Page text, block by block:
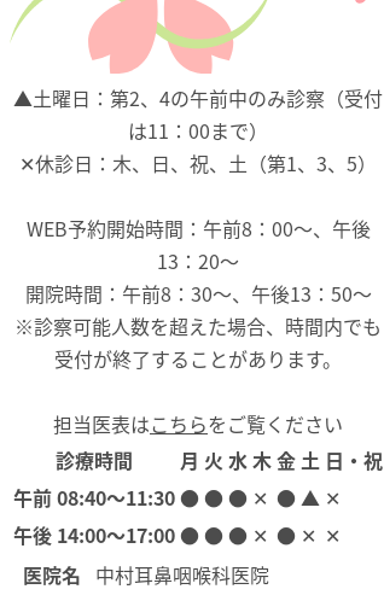
診療時間 月 火 水木金土 日・祝
午前08:40〜11:30●●● ✕ ●▲ ✕
午後 14:00〜17:00●●● ✕ ● ✕ ✕
▲土曜日：第2、4の午前中のみ診察（受付
は11：00まで）
✕休診日：木、日、祝、土（第1、3、5）
WEB予約開始時間：午前8：00～、午後
13：20～
開院時間：午前8：30～、午後13：50～
※診察可能人数を超えた場合、時間内でも
受付が終了することがあります。
担当医表はこちらをご覧ください
医院名 中村耳鼻咽喉科医院